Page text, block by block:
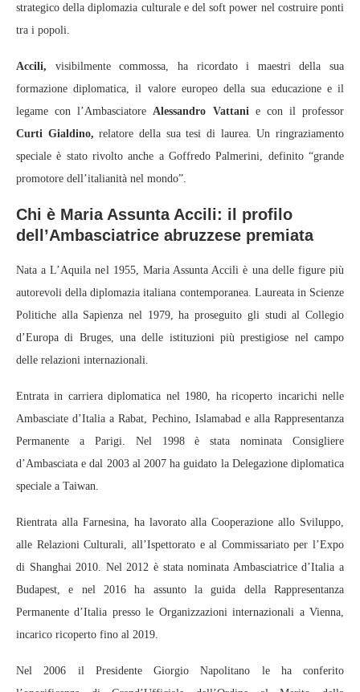
strategico della diplomazia culturale e del soft power nel costruire ponti
tra i popoli.
Accili, visibilmente commossa, ha ricordato i maestri della sua
formazione diplomatica, il valore europeo della sua educazione e il
legame con l’AmbasciatoreAlessandro Vattanie con il professor
Curti Gialdino, relatore della sua tesi di laurea. Un ringraziamento
speciale è stato rivolto anche a Goffredo Palmerini, definito “grande
promotore dell’italianità nel mondo”.
Chi è Maria Assunta Accili: il profilo
dell’Ambasciatrice abruzzese premiata
Nata a L’Aquila nel 1955, Maria Assunta Accili è una delle figure più
autorevoli della diplomazia italiana contemporanea. Laureata in Scienze
Politiche alla Sapienza nel 1979, ha proseguito gli studi al Collegio
d’Europa di Bruges, una delle istituzioni più prestigiose nel campo
delle relazioni internazionali.
Entrata in carriera diplomatica nel 1980, ha ricoperto incarichi nelle
Ambasciate d’Italia a Rabat, Pechino, Islamabad e alla Rappresentanza
Permanente a Parigi. Nel 1998 è stata nominata Consigliere
d’Ambasciata e dal 2003 al 2007 ha guidato la Delegazione diplomatica
speciale a Taiwan.
Rientrata alla Farnesina, ha lavorato alla Cooperazione allo Sviluppo,
alle Relazioni Culturali, all’Ispettorato e al Commissariato per l’Expo
di Shanghai 2010. Nel 2012 è stata nominata Ambasciatrice d’Italia a
Budapest, e nel 2016 ha assunto la guida della Rappresentanza
Permanente d’Italia presso le Organizzazioni internazionali a Vienna,
incarico ricoperto fino al 2019.
Nel 2006 il Presidente Giorgio Napolitano le ha conferito